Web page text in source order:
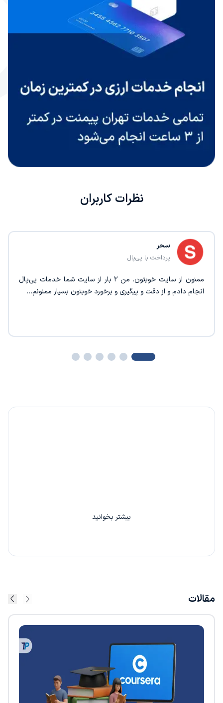
نظرات کاربران
سحر
پرداخت با پی‌پال
ممنون از سایت خوبتون. من ۲ بار از سایت شما خدمات پی‌پال
انجام دادم و از دقت و پیگیری و برخورد خوبتون بسیار ممنونم…
بیشتر بخوانید
مقالات